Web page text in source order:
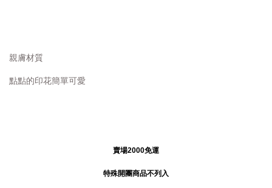
親膚材質
點點的印花簡單可愛
賣場2000免運
特殊開團商品不列入